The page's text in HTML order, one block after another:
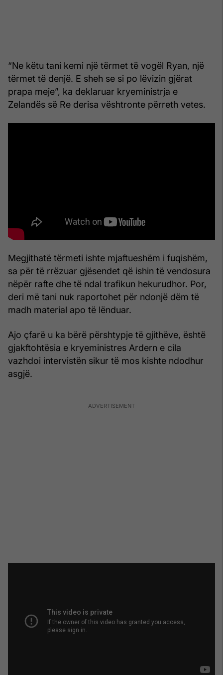
“Ne këtu tani kemi një tërmet të vogël Ryan, një
tërmet të denjë. E sheh se si po lëvizin gjërat
prapa meje”, ka deklaruar kryeministrja e
Zelandës së Re derisa vështronte përreth vetes.
Megjithatë tërmeti ishte mjaftueshëm i fuqishëm,
sa për të rrëzuar gjësendet që ishin të vendosura
nëpër rafte dhe të ndal trafikun hekurudhor. Por,
deri më tani nuk raportohet për ndonjë dëm të
madh material apo të lënduar.
Ajo çfarë u ka bërë përshtypje të gjithëve, është
gjakftohtësia e kryeministres Ardern e cila
vazhdoi intervistën sikur të mos kishte ndodhur
asgjë.